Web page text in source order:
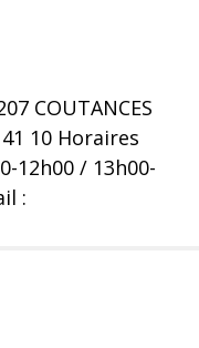
COUTANCES
10 Horaires
12h00 / 13h00-
: